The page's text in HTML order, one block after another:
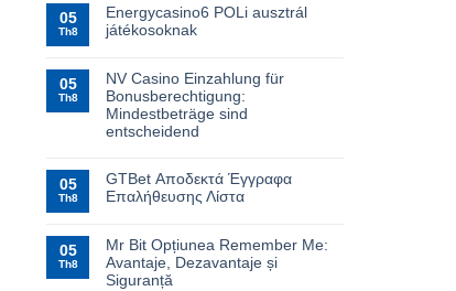
05
Th8
Energycasino6 POLi ausztrál
játékosoknak
05
Th8
NV Casino Einzahlung für
Bonusberechtigung:
Mindestbeträge sind
entscheidend
05
Th8
GTBet Αποδεκτά Έγγραφα
Επαλήθευσης Λίστα
05
Th8
Mr Bit Opțiunea Remember Me:
Avantaje, Dezavantaje și
Siguranță